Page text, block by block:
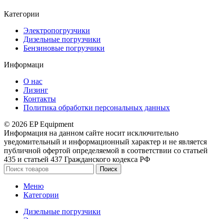
Категории
Электропогрузчики
Дизельные погрузчики
Бензиновые погрузчики
Информаци
О нас
Лизинг
Контакты
Политика обработки персональных данных
© 2026 EP Equipment
Информация на данном сайте носит исключительно
уведомительный и информационный характер и не является
публичной офертой определяемой в соответствии со статьей
435 и статьей 437 Гражданского кодекса РФ
Поиск
Меню
Категории
Дизельные погрузчики